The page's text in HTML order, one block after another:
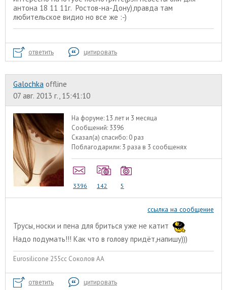
антона 18 11 11г. Ростов-на-Дону),правда там
любительское видио но все же :-)
ответить цитировать
Galochka offline
07 авг. 2013 г., 15:41:10
На форуме:13 лет и 3 месяца
Сообщений: 3396
Сказал(а) спасибо: 0 раз
Поблагодарили: 3 раза в 3 сообщенях
3396 142 5
ссылка на сообщение
Трусы, носки и пена для бриться уже не катит
Надо подумать!!! Как что в голову придёт,напишу)))
Eurosilicone 255cc Соколов АА
ответить цитировать